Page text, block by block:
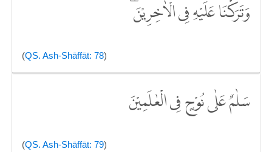
وَتَرَكْنَا عَلَيْهِ فِى الْاٰخِرِيْنَ ۖ
(QS. Ash-Shāffāt: 78)
سَلٰمٌ عَلٰى نُوْحٍ فِى الْعٰلَمِيْنَ
(QS. Ash-Shāffāt: 79)